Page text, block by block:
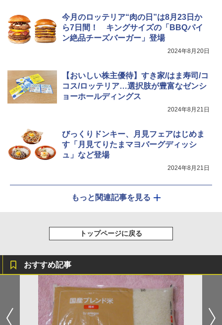
容量 4リットル
￥4,329
ップ麺 78g×20個
￥3,213
お手入れ 小型 新生活 一人暮らし 二人暮
らし ファミリー
￥34,546
シャープ ウォーターオーブン ヘルシオ
AX-XJ1-B ブラック 30L 2段調理 コンベ
クション トースト機能
今月のロッテリア“肉の日”は8月23日か
ら7日間！ キングサイズの「BBQパイ
ン絶品チーズバーガー」登場
2024年8月20日
【おいしい株主優待】すき家/はま寿司/コ
コス/ロッテリア…選択肢が豊富なゼンシ
ョーホールディングス
2024年8月21日
びっくりドンキー、月見フェアはじめま
す「月見てりたまマヨバーグディッシ
ュ」など登場
2024年8月21日
もっと関連記事を見る
トップページに戻る
おすすめ記事